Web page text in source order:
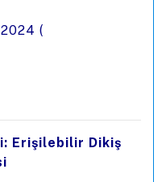
(
Erişilebilir Dikiş